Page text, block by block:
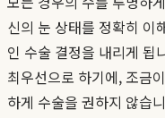
신의 눈 상태를 정확히 이
인 수술 결정을 내리게 됩
최우선으로 하기에, 조금
하게 수술을 권하지 않습